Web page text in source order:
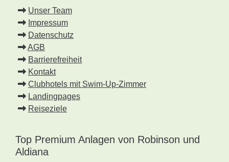
Unser Team
Impressum
Datenschutz
AGB
Barrierefreiheit
Kontakt
Clubhotels mit Swim-Up-Zimmer
Landingpages
Reiseziele
Top Premium Anlagen von Robinson und
Aldiana